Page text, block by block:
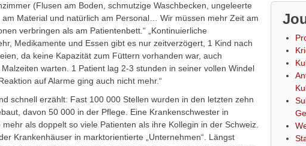
(Flusen am Boden, schmutzige Waschbecken, ungeleerte
am Material und natürlich am Personal… Wir müssen mehr Zeit am
verbringen als am Patientenbett.“ „Kontinuierliche
Medikamente und Essen gibt es nur zeitverzögert, 1 Kind nach
da keine Kapazität zum Füttern vorhanden war, auch
warten. 1 Patient lag 2-3 stunden in seiner vollen Windel
auf Alarme ging auch nicht mehr.“
schnell erzählt: Fast 100 000 Stellen wurden in den letzten zehn
davon 50 000 in der Pflege. Eine Krankenschwester in
als doppelt so viele Patienten als ihre Kollegin in der Schweiz.
Krankenhäuser in marktorientierte „Unternehmen“. Längst